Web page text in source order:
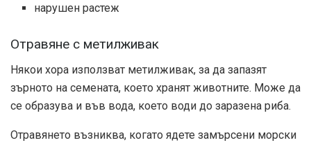
нарушен растеж
Отравяне с метилживак
Някои хора използват метилживак, за да запазят
зърното на семената, което хранят животните. Може да
се образува и във вода, което води до заразена риба.
Отравянето възниква, когато ядете замърсени морски